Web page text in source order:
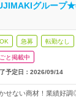
グループ
急募 転勤なし
と掲載中
予定日： 2026/09/14
かせない商材！業績好